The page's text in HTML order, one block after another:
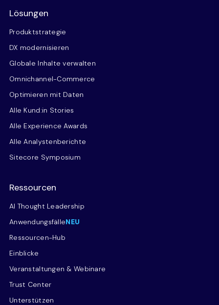
Lösungen
Produktstrategie
DX modernisieren
Globale Inhalte verwalten
Omnichannel-Commerce
Optimieren mit Daten
Alle Kund:in Stories
Alle Experience Awards
Alle Analystenberichte
Sitecore Symposium
Ressourcen
AI Thought Leadership
AnwendungsfälleNEU
Ressourcen-Hub
Einblicke
Veranstaltungen & Webinare
Trust Center
Unterstützen